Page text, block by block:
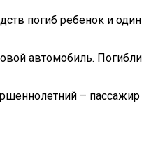
погиб ребенок и один
автомобиль. Погибли
– пассажир